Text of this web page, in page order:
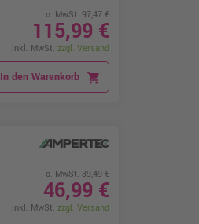
o. MwSt. 97,47 €
115,99 €
inkl. MwSt. zzgl. Versand
In den Warenkorb shopping_cart
o. MwSt. 39,49 €
46,99 €
inkl. MwSt. zzgl. Versand